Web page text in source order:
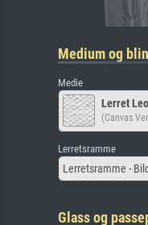
Medium og
Medie
Lerret
(Canvas
Lerretsramme
Lerretsramme -
Glass og